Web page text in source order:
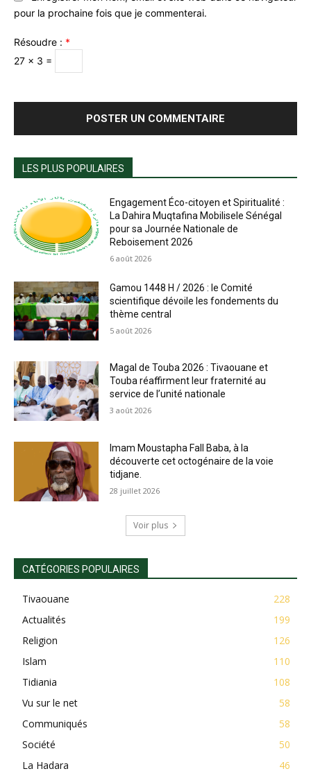
pour la prochaine fois que je commenterai.
Résoudre : *
27 × 3 =
LES PLUS POPULAIRES
Engagement Éco-citoyen et Spiritualité :
La Dahira Muqtafina Mobilisele Sénégal
pour sa Journée Nationale de
Reboisement 2026
6 août 2026
Gamou 1448 H / 2026 : le Comité
scientifique dévoile les fondements du
thème central
5 août 2026
Magal de Touba 2026 : Tivaouane et
Touba réaffirment leur fraternité au
service de l’unité nationale
3 août 2026
Imam Moustapha Fall Baba, à la
découverte cet octogénaire de la voie
tidjane.
28 juillet 2026
Voir plus
CATÉGORIES POPULAIRES
Tivaouane
228
Actualités
199
Religion
126
Islam
110
Tidiania
108
Vu sur le net
58
Communiqués
58
Société
50
La Hadara
46